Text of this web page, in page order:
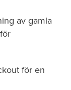
av gamla
för en